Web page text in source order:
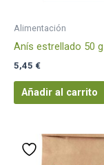
Alimentación
Anís estrellado 50 g
5,45 €
Añadir al carrito